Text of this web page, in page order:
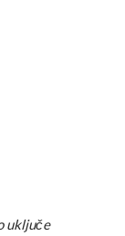
uključe